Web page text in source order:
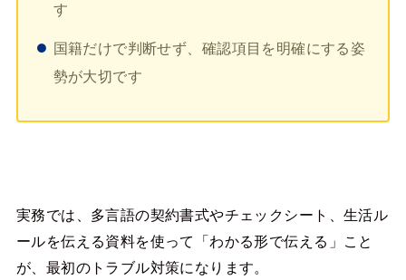
す
国籍だけで判断せず、確認項目を明確にする姿
勢が大切です
実務では、多言語の契約書式やチェックシート、生活ル
ールを伝える資料を使って「わかる形で伝える」こと
が、最初のトラブル対策になります。